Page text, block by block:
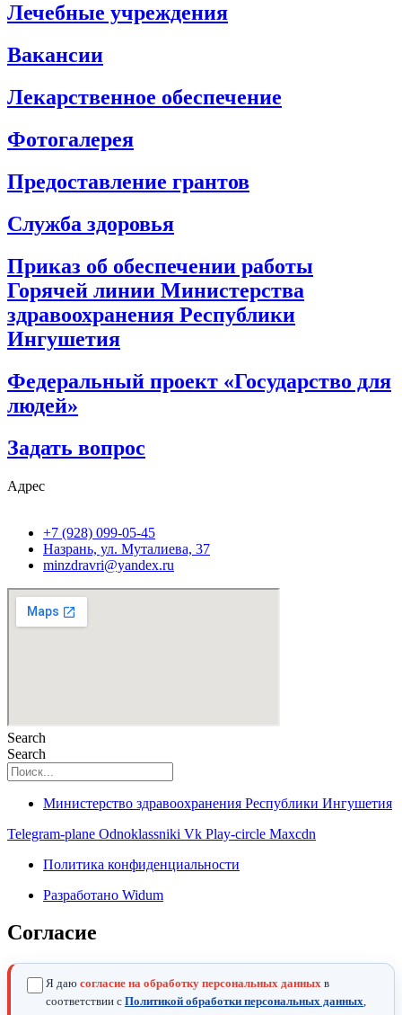
Лечебные учреждения
Вакансии
Лекарственное обеспечение
Фотогалерея
Предоставление грантов
Служба здоровья
Приказ об обеспечении работы
Горячей линии Министерства
здравоохранения Республики
Ингушетия
Федеральный проект «Государство для
людей»
Задать вопрос
Адрес
+7 (928) 099-05-45
Назрань, ул. Муталиева, 37
minzdravri@yandex.ru
Search
Search
Министерство здравоохранения Республики Ингушетия
Telegram-plane Odnoklassniki Vk Play-circle Maxcdn
Политика конфиденциальности
Разработано Widum
Согласие
Я даю согласие на обработку персональных данных в
соответствии с Политикой обработки персональных данных,